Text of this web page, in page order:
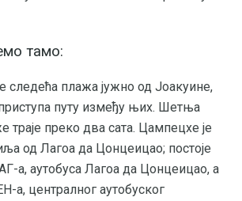
тамо:
следећа плажа јужно од Јоакуине,
путу између њих. Шетња
траје преко два сата. Цампецхе је
од Лагоа да Цонцеицао; постоје
а, аутобуса Лагоа да Цонцеицао, а
а, централног аутобуског